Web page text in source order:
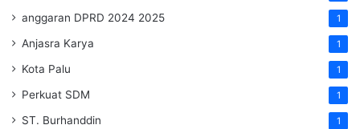
anggaran DPRD 2024 2025 1
Anjasra Karya 1
Kota Palu 1
Perkuat SDM 1
ST. Burhanddin 1